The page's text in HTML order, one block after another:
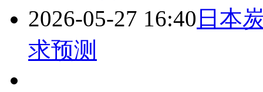
2026-05-27 16:40 日本
求预测